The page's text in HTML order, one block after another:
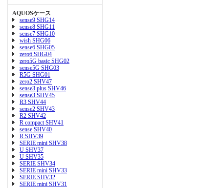
AQUOSケース
sense9 SHG14
sense8 SHG11
sense7 SHG10
wish SHG06
sense6 SHG05
zero6 SHG04
zero5G basic SHG02
sense5G SHG03
R5G SHG01
zero2 SHV47
sense3 plus SHV46
sense3 SHV45
R3 SHV44
sense2 SHV43
R2 SHV42
R compact SHV41
sense SHV40
R SHV39
SERIE mini SHV38
U SHV37
U SHV35
SERIE SHV34
SERIE mini SHV33
SERIE SHV32
SERIE mini SHV31